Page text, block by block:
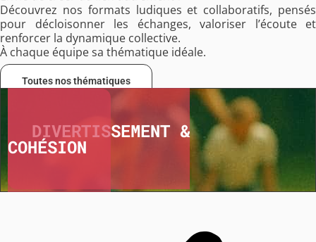
Découvrez nos formats ludiques et collaboratifs, pensés
pour décloisonner les échanges, valoriser l’écoute et
renforcer la dynamique collective.
À chaque équipe sa thématique idéale.
Toutes nos thématiques
DIVERTISSEMENT &
COHÉSION